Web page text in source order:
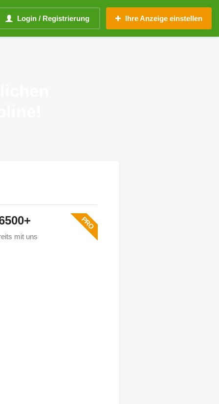
Login / Registrierung Ihre Anzeige einstellen
mit uns